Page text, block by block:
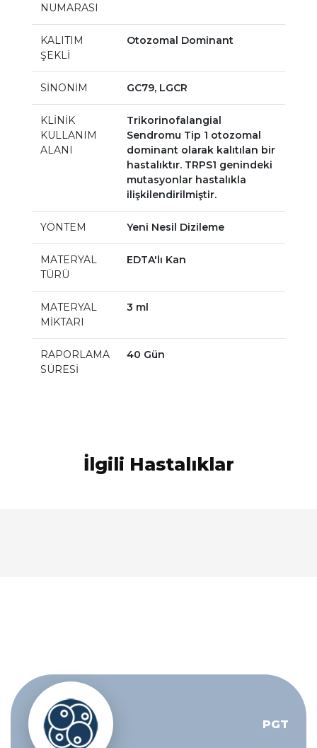
NUMARASI
KALITIM
ŞEKLİ
Otozomal Dominant
SİNONİM GC79, LGCR
KLİNİK
KULLANIM
ALANI
Trikorinofalangial
Sendromu Tip 1 otozomal
dominant olarak kalıtılan bir
hastalıktır. TRPS1 genindeki
mutasyonlar hastalıkla
ilişkilendirilmiştir.
YÖNTEM Yeni Nesil Dizileme
MATERYAL
TÜRÜ
EDTA'lı Kan
MATERYAL
MİKTARI
3 ml
RAPORLAMA
SÜRESİ
40 Gün
İlgili Hastalıklar
PGT